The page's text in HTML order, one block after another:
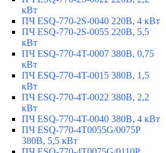
кВт
ПЧ ESQ-770-2S-0040 220В, 4 кВт
ПЧ ESQ-770-2S-0055 220В, 5,5
кВт
ПЧ ESQ-770-4T-0007 380В, 0,75
кВт
ПЧ ESQ-770-4T-0015 380В, 1,5
кВт
ПЧ ESQ-770-4T-0022 380В, 2,2
кВт
ПЧ ESQ-770-4T-0040 380В, 4 кВт
ПЧ ESQ-770-4T0055G/0075P
380В, 5,5 кВт